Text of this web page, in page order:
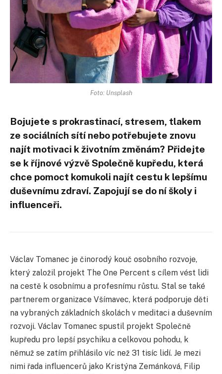
Foto: Unsplash
Bojujete s prokrastinací, stresem, tlakem
ze sociálních sítí nebo potřebujete znovu
najít motivaci k životním změnám? Přidejte
se k říjnové výzvě Společně kupředu, která
chce pomoct komukoli najít cestu k lepšímu
duševnímu zdraví. Zapojují se do ní školy i
influenceři.
Václav Tomanec je činorodý kouč osobního rozvoje,
který založil projekt The One Percent s cílem vést lidi
na cestě k osobnímu a profesnímu růstu. Stal se také
partnerem organizace Všímavec, která podporuje děti
na vybraných základních školách v meditaci a duševním
rozvoji. Václav Tomanec spustil projekt Společně
kupředu pro lepší psychiku a celkovou pohodu, k
němuž se zatím přihlásilo víc než 31 tisíc lidí. Je mezi
nimi řada influencerů jako Kristýna Zemánková, Filip